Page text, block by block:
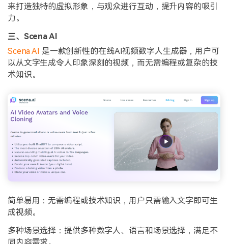
来打造独特的虚拟形象，与观众进行互动，提升内容的吸引
力。
三、Scena AI
Scena AI 是一款创新性的在线AI视频数字人生成器，用户可
以从文字生成令人印象深刻的视频，而无需编程或复杂的技
术知识。
简单易用：无需编程或技术知识，用户只需输入文字即可生
成视频。
多种场景选择：提供多种数字人、语言和场景选择，满足不
同内容需求。